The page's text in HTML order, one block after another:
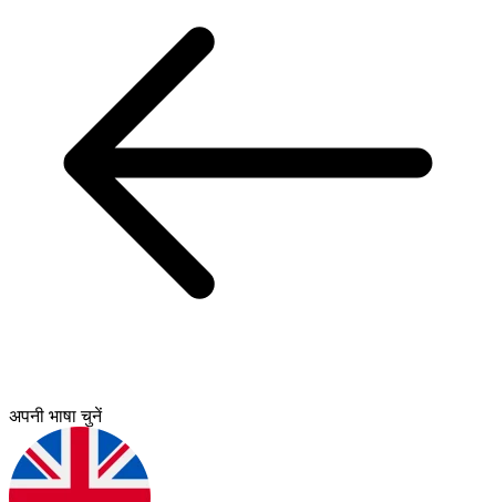
अपनी भाषा चुनें